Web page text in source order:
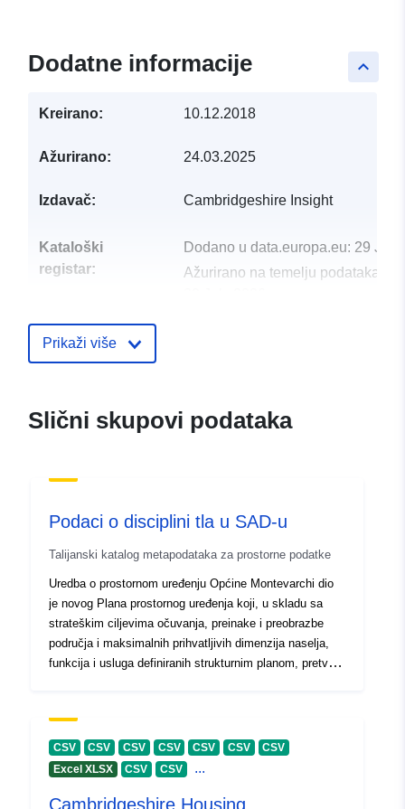
keyboard_arrow_up
Dodatne informacije
Kreirano: 10.12.2018
Ažurirano: 24.03.2025
Izdavač: Cambridgeshire Insight
Kataloški
registar:
Dodano u data.europa.eu: 29 July
Ažurirano na temelju
uriRef:
Prikaži više
Slični skupovi podataka
Podaci o disciplini tla u SAD-u
Talijanski katalog metapodataka za prostorne podatke
Uredba o prostornom uređenju Općine Montevarchi dio
je novog Plana prostornog uređenja koji, u skladu sa
strateškim ciljevima očuvanja, preinake i preobrazbe
područja i maksimalnih prihvatljivih dimenzija naselja,
funkcija i usluga definiranih strukturnim planom, pretvara
CSV CSV CSV CSV CSV CSV
CSV
Excel XLSX
CSV CSV ...
Cambridgeshire Housing